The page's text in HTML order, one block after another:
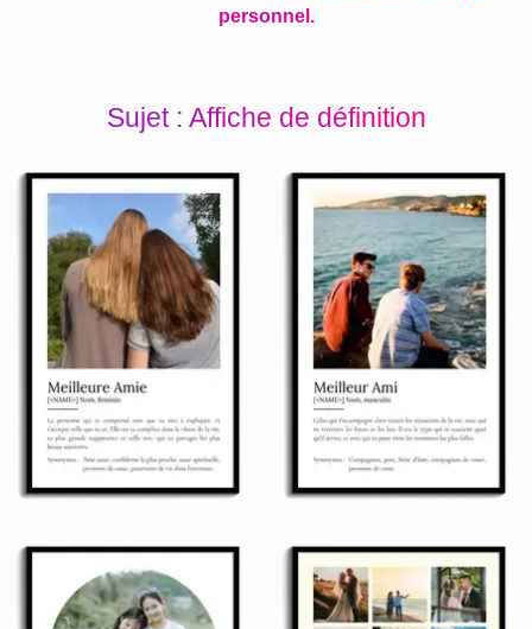
personnel.
Sujet : Affiche de définition